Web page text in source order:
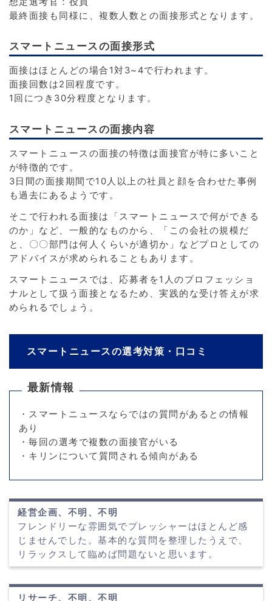
最終面接も同様に、複数人数との面接形式となります。
スマートニュースの面接形式
面接はほとんどの場合1対3~4で行われます。
面接回数は2回程度です。
1回につき30分程度となります。
スマートニュースの面接内容
スマートニュースの面接の特徴は面接官が特に多いこと
が特徴的です。
3日間の面接期間で10人以上の社員と顔を合わせた事例
も過去にあるようです。
そこで行われる面接は「スマートニュースで何ができる
のか」など、一般的なものから、「この会社の規模だ
と、〇〇部門は何人くらいが適切か」などプロとしての
アドバイスが求められることもあります。
スマートニュースでは、応募者を1人のプロフェッショ
ナルとして扱う面接となるため、実践的な受け答えが求
められるでしょう。
スマートニュースの選考対策・口コミ
最新情報
・スマートニュースならではの質問があるとの情報
あり
・毎回の選考で複数の面接官がいる
・キリンについて質問される傾向がある
経営企画、不明、不明
フレンドリーな雰囲気でプレッシャーはほとんど感
じませんでした。基本的な質問を整理したうえで、
リラックスして臨めば問題ないと思います。
リサーチ、不明、不明